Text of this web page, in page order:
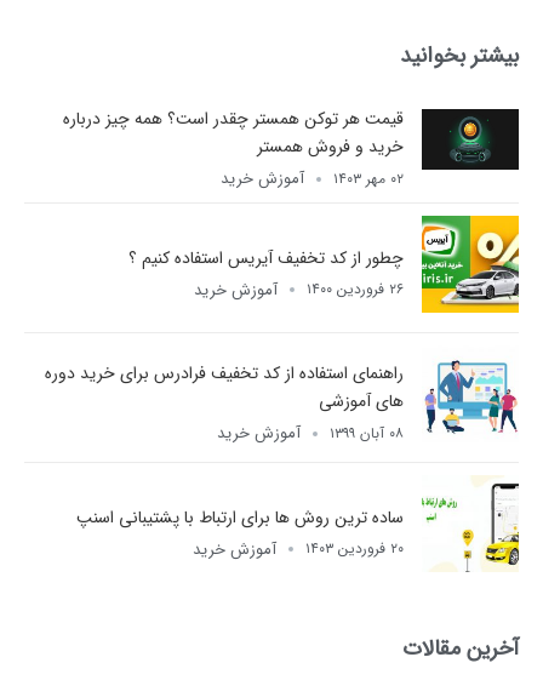
بیشتر بخوانید
قیمت هر توکن همستر چقدر است؟ همه چیز درباره
خرید و فروش همستر
۰۲ مهر ۱۴۰۳ آموزش خرید
چطور از کد تخفیف آیریس استفاده کنیم ؟
۲۶ فروردین ۱۴۰۰ آموزش خرید
راهنمای استفاده از کد تخفیف فرادرس برای خرید دوره
های آموزشی
۰۸ آبان ۱۳۹۹ آموزش خرید
ساده ترین روش ها برای ارتباط با پشتیبانی اسنپ
۲۰ فروردین ۱۴۰۳ آموزش خرید
آخرین مقالات